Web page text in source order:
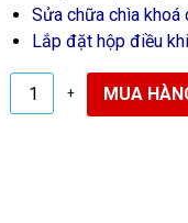
Sửa chữa chìa khoá
Lắp đặt hộp điều
+